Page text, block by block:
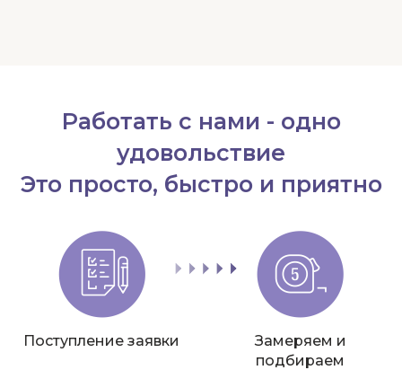
Работать с нами - одно
удовольствие
Это просто, быстро и приятно
Поступление заявки
Замеряем и
подбираем